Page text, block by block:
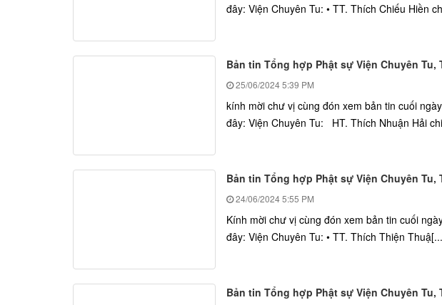
đây: Viện Chuyên Tu: • TT. Thích Chiếu Hiền
Bản tin Tổng hợp Phật sự Viện Chuyên Tu,
25/06/20245:39 PM
kính mời chư vị cùng đón xem bản tin cuối
đây: Viện Chuyên Tu: HT. Thích Nhuận Hải
Bản tin Tổng hợp Phật sự Viện Chuyên Tu,
24/06/20245:55 PM
Kính mời chư vị cùng đón xem bản tin cuối
đây: Viện Chuyên Tu: • TT. Thích Thiện
Bản tin Tổng hợp Phật sự Viện Chuyên Tu,